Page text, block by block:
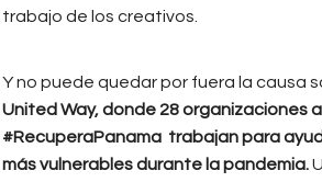
trabajo de los creativos.
Y no puede quedar por fuera la causa
United Way, donde 28 organizaciones
#RecuperaPanama trabajan para
más vulnerables durante la pandemia.